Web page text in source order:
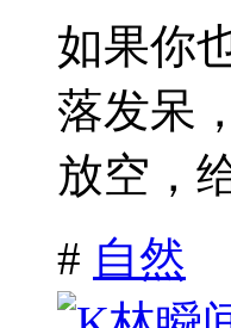
如果你
落发呆
放空，
# 自然